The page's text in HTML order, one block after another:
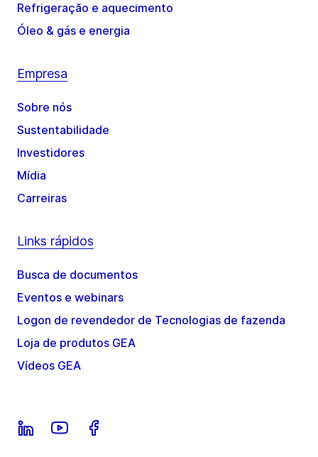
Refrigeração e aquecimento
Óleo & gás e energia
Empresa
Sobre nós
Sustentabilidade
Investidores
Mídia
Carreiras
Links rápidos
Busca de documentos
Eventos e webinars
Logon de revendedor de Tecnologias de fazenda
Loja de produtos GEA
Vídeos GEA